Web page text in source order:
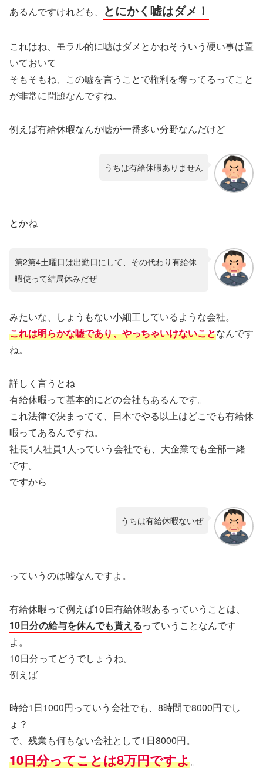
あるんですけれども、
とにかく嘘はダメ！
これはね、モラル的に嘘はダメとかねそういう硬い事は置
いておいて
そもそもね、この嘘を言うことで権利を奪ってるってこと
が非常に問題なんですね。
例えば有給休暇なんか嘘が一番多い分野なんだけど
うちは有給休暇ありません
とかね
第2第4土曜日は出勤日にして、その代わり有給休
暇使って結局休みだぜ
みたいな、しょうもない小細工しているような会社。
これは明らかな嘘であり、やっちゃいけないことなんです
ね。
詳しく言うとね
有給休暇って基本的にどの会社もあるんです。
これ法律で決まってて、日本でやる以上はどこでも有給休
暇ってあるんですね。
社長1人社員1人っていう会社でも、大企業でも全部一緒
です。
ですから
うちは有給休暇ないぜ
っていうのは嘘なんですよ。
有給休暇って例えば10日有給休暇あるっていうことは、
10日分の給与を休んでも貰えるっていうことなんです
よ。
10日分ってどうでしょうね。
例えば
時給1日1000円っていう会社でも、8時間で8000円でし
ょ？
で、残業も何もない会社として1日8000円。
10日分ってことは8万円ですよ。